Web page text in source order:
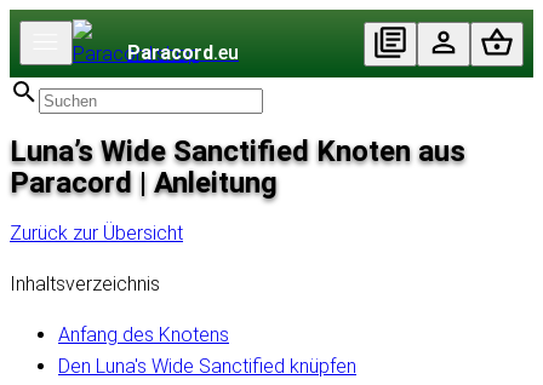
Paracord.eu
Luna’s Wide Sanctified Knoten aus
Paracord | Anleitung
Zurück zur Übersicht
Inhaltsverzeichnis
Anfang des Knotens
Den Luna's Wide Sanctified knüpfen